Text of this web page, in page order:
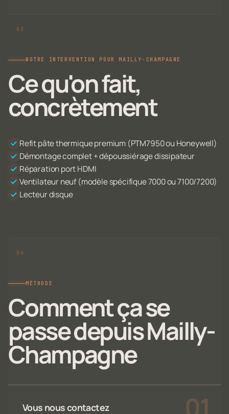
NOTRE INTERVENTION POUR MAILLY-CHAMPAGNE
Ce qu'on fait,
concrètement
Refit pâte thermique premium (PTM7950 ou Honeywell)
Démontage complet + dépoussiérage dissipateur
Réparation port HDMI
Ventilateur neuf (modèle spécifique 7000 ou 7100/7200)
Lecteur disque
MÉTHODE
Comment ça se
passe depuis Mailly-
Champagne
Vous nous contactez